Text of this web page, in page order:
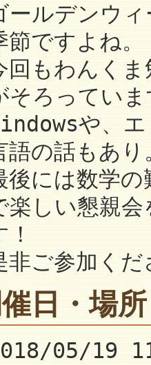
ールデンウ
節ですよね。
回もわんく
そろってい
や、
語の話もあり
後には数学
楽しい懇親
！
非ご参加くだ
日・場所
05/19